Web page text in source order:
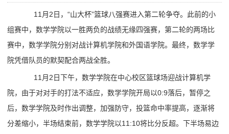
11月2日，“山大杯”篮球八强赛进入第二轮争夺。此前的小
组赛中，数学学院以一胜两负的战绩无缘四强赛，第二轮的两场比
赛中，数学学院分别对战计算机学院和外国语学院。最终，数学学
院凭借队员的默契配合两战全胜。
11月2日下午，数学学院在中心校区篮球场迎战计算机学
院，由于对对手的打法不适应，数学学院开局以0:9落后，暂停之
后，数学学院及时作出调整，加强防守，投篮命中率提高，逐渐将
分差缩小，半场结束前，数学学院以11:10将比分反超。下半场易边